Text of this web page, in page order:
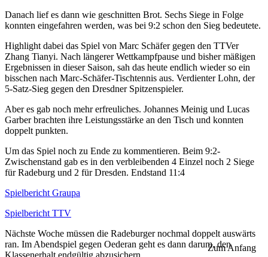
Danach lief es dann wie geschnitten Brot. Sechs Siege in Folge
konnten eingefahren werden, was bei 9:2 schon den Sieg bedeutete.
Highlight dabei das Spiel von Marc Schäfer gegen den TTVer
Zhang Tianyi. Nach längerer Wettkampfpause und bisher mäßigen
Ergebnissen in dieser Saison, sah das heute endlich wieder so ein
bisschen nach Marc-Schäfer-Tischtennis aus. Verdienter Lohn, der
5-Satz-Sieg gegen den Dresdner Spitzenspieler.
Aber es gab noch mehr erfreuliches. Johannes Meinig und Lucas
Garber brachten ihre Leistungsstärke an den Tisch und konnten
doppelt punkten.
Um das Spiel noch zu Ende zu kommentieren. Beim 9:2-
Zwischenstand gab es in den verbleibenden 4 Einzel noch 2 Siege
für Radeburg und 2 für Dresden. Endstand 11:4
Spielbericht Graupa
Spielbericht TTV
Nächste Woche müssen die Radeburger nochmal doppelt auswärts
ran. Im Abendspiel gegen Oederan geht es dann darum, den
Klassenerhalt endgültig abzusichern.
Zum Anfang